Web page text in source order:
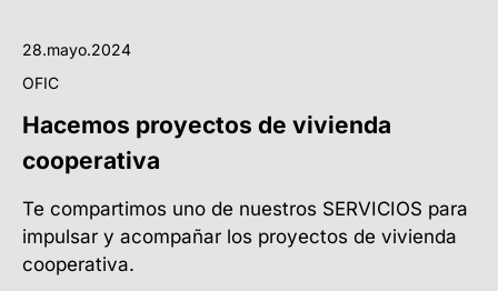
28.mayo.2024
OFIC
Hacemos proyectos de vivienda
cooperativa
Te compartimos uno de nuestros SERVICIOS para
impulsar y acompañar los proyectos de vivienda
cooperativa.